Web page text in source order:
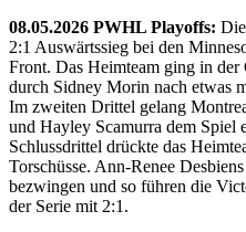
08.05.2026 PWHL Playoffs:
2:1 Auswärtssieg bei den
Front. Das Heimteam ging in der
durch Sidney Morin nach etwas
Im zweiten Drittel gelang
und Hayley Scamurra dem Spiel
Schlussdrittel drückte das
Torschüsse. Ann-Renee
bezwingen und so führen die
der Serie mit 2:1.